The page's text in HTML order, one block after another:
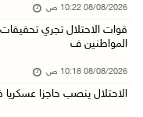
07/آب/2026 11:11 م
قوات الاحتلال تقتحم
08/08/2026 10:22 ص
قوات الاحتلال تجري
المواطنين ف
08/08/2026 10:18 ص
الاحتلال ينصب حاجزا عسكريا